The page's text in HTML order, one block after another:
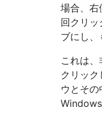
場合、右
回クリッ
ブにし、
これは
クリッ
ウとそ
Windows